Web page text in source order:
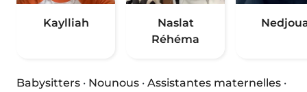
Kaylliah
Naslat
Réhéma
Babysitters · Nounous · Assistantes maternelles ·